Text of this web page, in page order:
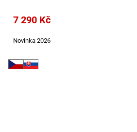
7 290 Kč
Novinka 2026